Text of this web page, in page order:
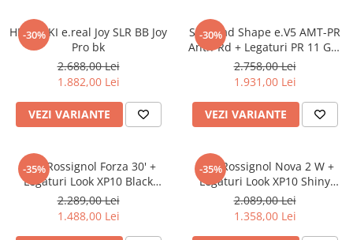
-30%
HEAD SKI e.real Joy SLR BB Joy
Pro bk
2.688,00 Lei
1.882,00 Lei
VEZI VARIANTE
-30%
Ski Head Shape e.V5 AMT-PR
Anth-Rd + Legaturi PR 11 GW
25/26
2.758,00 Lei
1.931,00 Lei
VEZI VARIANTE
-35%
Schi Rossignol Forza 30' +
Legaturi Look XP10 Black
Chrome 25/26
2.289,00 Lei
1.488,00 Lei
-35%
Schi Rossignol Nova 2 W +
Legaturi Look XP10 Shiny
White 25/26
2.089,00 Lei
1.358,00 Lei